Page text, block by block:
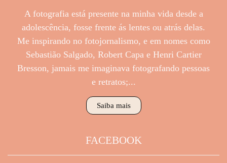
A fotografia está presente na minha vida desde a
adolescência, fosse frente ás lentes ou atrás delas.
Me inspirando no fotojornalismo, e em nomes como
Sebastião Salgado, Robert Capa e Henri Cartier
Bresson, jamais me imaginava fotografando pessoas
e retratos;...
Saiba mais
FACEBOOK